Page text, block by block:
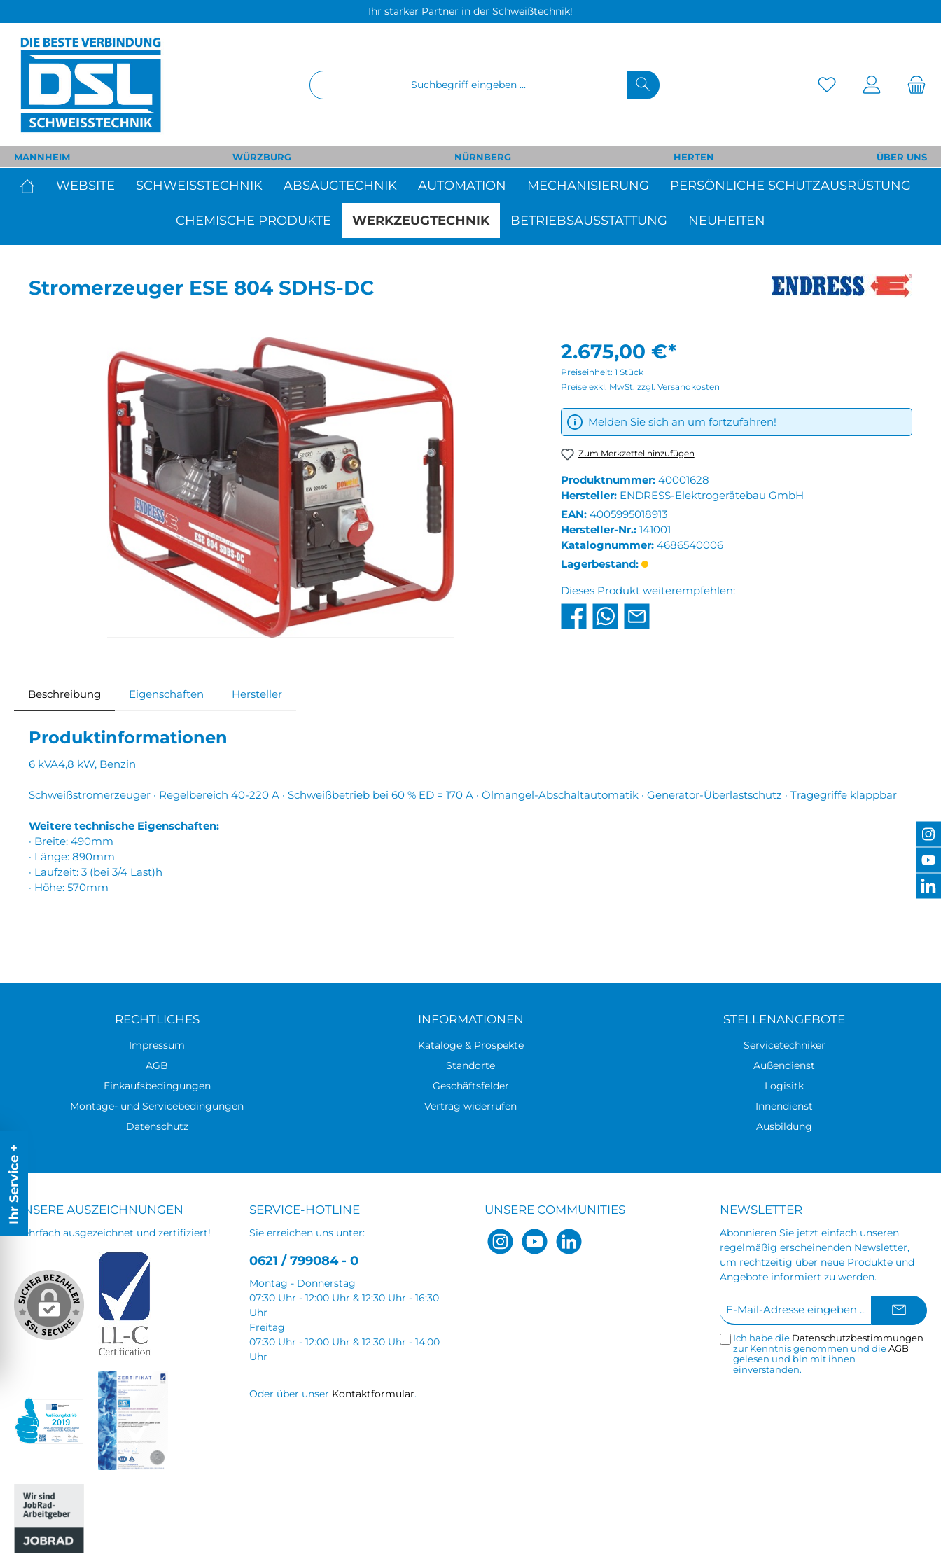
Ihr starker Partner in der Schweißtechnik!
MANNHEIM WÜRZBURG NÜRNBERG HERTEN ÜBER UNS
WEBSITE SCHWEISSTECHNIK ABSAUGTECHNIK AUTOMATION MECHANISIERUNG PERSÖNLICHE SCHUTZAUSRÜSTUNG
CHEMISCHE PRODUKTE WERKZEUGTECHNIK BETRIEBSAUSSTATTUNG NEUHEITEN
Stromerzeuger ESE 804 SDHS-DC
2.675,00 €*
Preiseinheit: 1 Stück
Preise exkl. MwSt. zzgl. Versandkosten
Melden Sie sich an um fortzufahren!
Zum Merkzettel hinzufügen
Produktnummer: 40001628
Hersteller: ENDRESS-Elektrogerätebau GmbH
EAN: 4005995018913
Hersteller-Nr.: 141001
Katalognummer: 4686540006
Lagerbestand:
Dieses Produkt weiterempfehlen:
Beschreibung Eigenschaften Hersteller
Produktinformationen
6 kVA4,8 kW, Benzin
Schweißstromerzeuger · Regelbereich 40-220 A · Schweißbetrieb bei 60 % ED = 170 A · Ölmangel-Abschaltautomatik · Generator-Überlastschutz · Tragegriffe klappbar
Weitere technische Eigenschaften:
· Breite: 490mm
· Länge: 890mm
· Laufzeit: 3 (bei 3/4 Last)h
· Höhe: 570mm
RECHTLICHES
Impressum
AGB
Einkaufsbedingungen
Montage- und Servicebedingungen
Datenschutz
INFORMATIONEN
Kataloge & Prospekte
Standorte
Geschäftsfelder
Vertrag widerrufen
STELLENANGEBOTE
Servicetechniker
Außendienst
Logisitk
Innendienst
Ausbildung
UNSERE AUSZEICHNUNGEN
Mehrfach ausgezeichnet und zertifiziert!
SERVICE-HOTLINE
Sie erreichen uns unter:
0621 / 799084 - 0
Montag - Donnerstag
07:30 Uhr - 12:00 Uhr & 12:30 Uhr - 16:30
Uhr
Freitag
07:30 Uhr - 12:00 Uhr & 12:30 Uhr - 14:00
Uhr
Oder über unser Kontaktformular.
UNSERE COMMUNITIES NEWSLETTER
Abonnieren Sie jetzt einfach unseren
regelmäßig erscheinenden Newsletter,
um rechtzeitig über neue Produkte und
Angebote informiert zu werden.
Mail-
Adresse*
Ich habe die Datenschutzbestimmungen
zur Kenntnis genommen und dieAGB
gelesen und bin mit ihnen
einverstanden.
Ihr Service +